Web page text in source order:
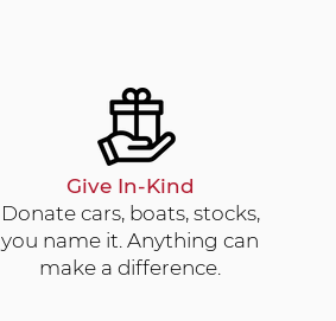
Give In-Kind
Donate cars, boats, stocks,
you name it. Anything can
make a difference.